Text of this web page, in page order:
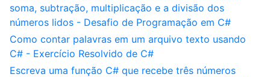
soma, subtração, multiplicação e a divisão dos
números lidos - Desafio de Programação em C#
Como contar palavras em um arquivo texto usando
C# - Exercício Resolvido de C#
Escreva uma função C# que recebe três números